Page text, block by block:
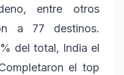
entre otros
a 77 destinos.
del total, India el
el top